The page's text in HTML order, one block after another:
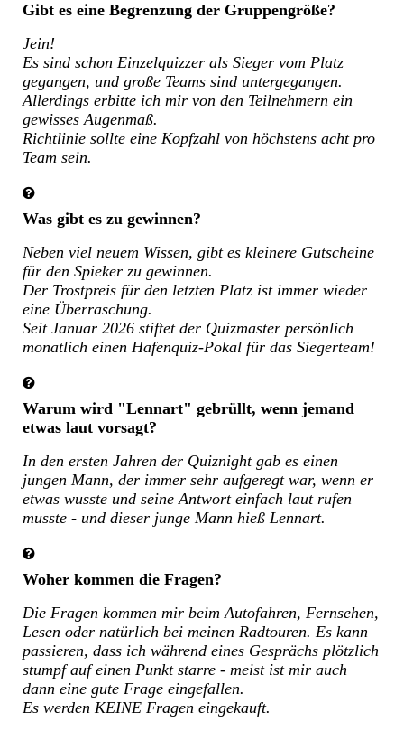
Gibt es eine Begrenzung der Gruppengröße?
Jein!
Es sind schon Einzelquizzer als Sieger vom Platz
gegangen, und große Teams sind untergegangen.
Allerdings erbitte ich mir von den Teilnehmern ein
gewisses Augenmaß.
Richtlinie sollte eine Kopfzahl von höchstens acht pro
Team sein.
Was gibt es zu gewinnen?
Neben viel neuem Wissen, gibt es kleinere Gutscheine
für den Spieker zu gewinnen.
Der Trostpreis für den letzten Platz ist immer wieder
eine Überraschung.
Seit Januar 2026 stiftet der Quizmaster persönlich
monatlich einen Hafenquiz-Pokal für das Siegerteam!
Warum wird "Lennart" gebrüllt, wenn jemand
etwas laut vorsagt?
In den ersten Jahren der Quiznight gab es einen
jungen Mann, der immer sehr aufgeregt war, wenn er
etwas wusste und seine Antwort einfach laut rufen
musste - und dieser junge Mann hieß Lennart.
Woher kommen die Fragen?
Die Fragen kommen mir beim Autofahren, Fernsehen,
Lesen oder natürlich bei meinen Radtouren. Es kann
passieren, dass ich während eines Gesprächs plötzlich
stumpf auf einen Punkt starre - meist ist mir auch
dann eine gute Frage eingefallen.
Es werden KEINE Fragen eingekauft.